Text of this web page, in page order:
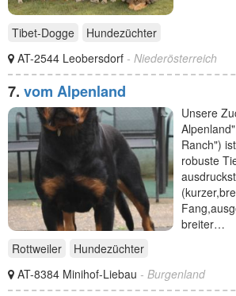
Tibet-Dogge
Hundezüchter
AT-2544 Leobersdorf - Niederösterreich
7. vom Alpenland
Unsere
Ranch")
robuste
breiter…
Rottweiler
Hundezüchter
AT-8384 Minihof-Liebau - Burgenland